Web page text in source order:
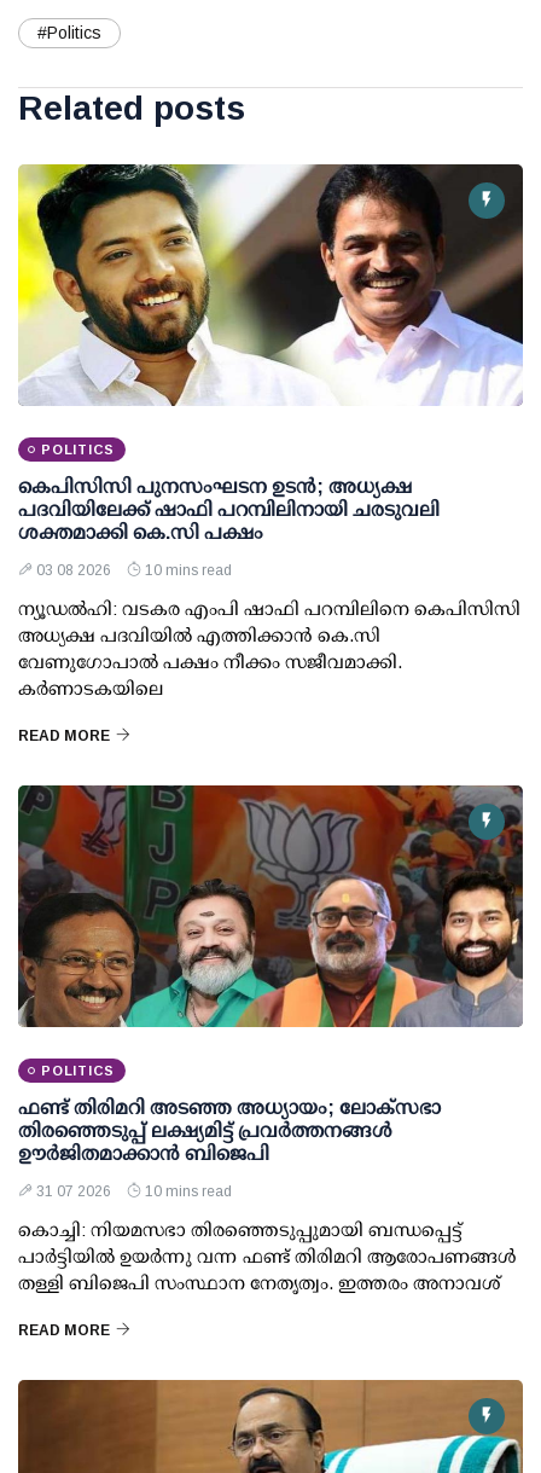
#Politics
Related posts
POLITICS
കെപിസിസി പുനസംഘടന ഉടന്‍; അധ്യക്ഷ
പദവിയിലേക്ക് ഷാഫി പറമ്പിലിനായി ചരടുവലി
ശക്തമാക്കി കെ.സി പക്ഷം
03 08 2026 10 mins read
ന്യൂഡല്‍ഹി: വടകര എംപി ഷാഫി പറമ്പിലിനെ കെപിസിസി
അധ്യക്ഷ പദവിയില്‍ എത്തിക്കാന്‍ കെ.സി
വേണുഗോപാല്‍ പക്ഷം നീക്കം സജീവമാക്കി.
കര്‍ണാടകയിലെ
READ MORE
POLITICS
ഫണ്ട് തിരിമറി അടഞ്ഞ അധ്യായം; ലോക്സഭാ
തിരഞ്ഞെടുപ്പ് ലക്ഷ്യമിട്ട് പ്രവര്‍ത്തനങ്ങള്‍
ഊര്‍ജിതമാക്കാന്‍ ബിജെപി
31 07 2026 10 mins read
കൊച്ചി: നിയമസഭാ തിരഞ്ഞെടുപ്പുമായി ബന്ധപ്പെട്ട്
പാര്‍ട്ടിയില്‍ ഉയര്‍ന്നു വന്ന ഫണ്ട് തിരിമറി ആരോപണങ്ങള്‍
തള്ളി ബിജെപി സംസ്ഥാന നേതൃത്വം. ഇത്തരം അനാവശ്
READ MORE